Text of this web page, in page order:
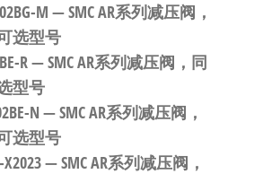
M — SMC AR系列减压阀，
选型号
R— SMC AR系列减压阀，同
型号
N — SMC AR系列减压阀，
选型号
— SMC AR系列减压阀，